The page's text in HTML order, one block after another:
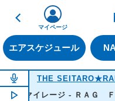
戻る
エアスケジュール
マイページ
NOW ON AIR
THE
NOW PLAYING 17:21
のマイレージ - ＲＡＧ ＦＡ